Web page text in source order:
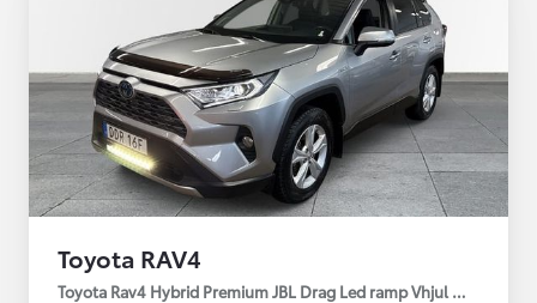
Toyota RAV4
Toyota Rav4 Hybrid Premium JBL Drag Led ramp Vhjul motorv